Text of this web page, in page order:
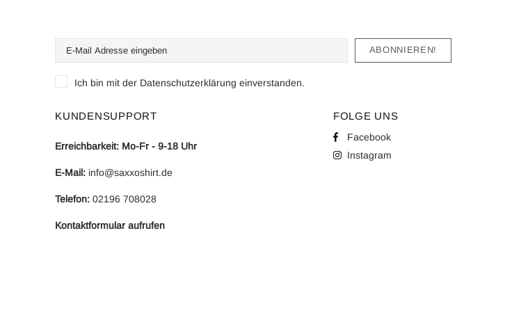
Ich bin mit der Datenschutzerklärung einverstanden.
KUNDENSUPPORT
Erreichbarkeit: Mo-Fr - 9-18 Uhr
E-Mail: info@saxxoshirt.de
Telefon: 02196 708028
Kontaktformular aufrufen
FOLGE UNS
Facebook
Instagram